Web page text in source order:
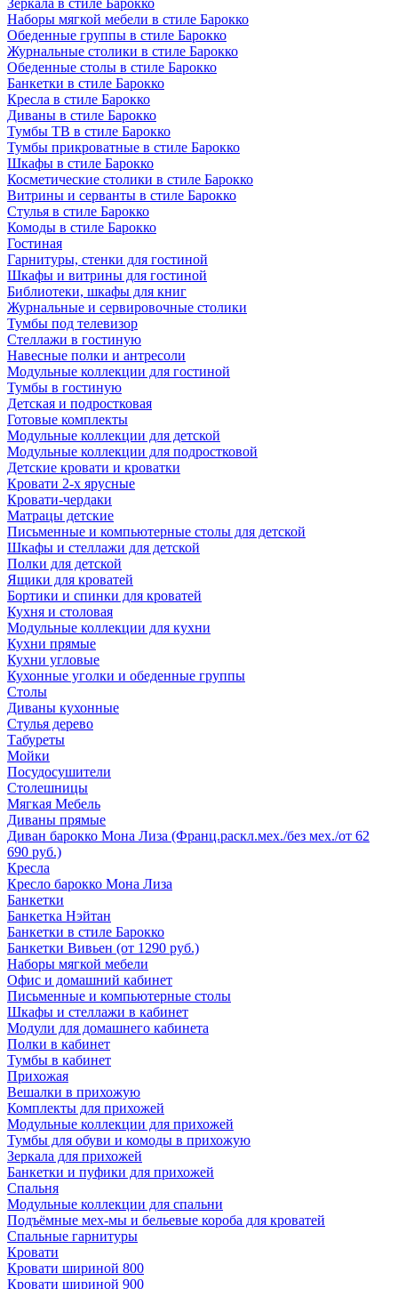
Зеркала в стиле Барокко
Наборы мягкой мебели в стиле Барокко
Обеденные группы в стиле Барокко
Журнальные столики в стиле Барокко
Обеденные столы в стиле Барокко
Банкетки в стиле Барокко
Кресла в стиле Барокко
Диваны в стиле Барокко
Тумбы ТВ в стиле Барокко
Тумбы прикроватные в стиле Барокко
Шкафы в стиле Барокко
Косметические столики в стиле Барокко
Витрины и серванты в стиле Барокко
Стулья в стиле Барокко
Комоды в стиле Барокко
Гостиная
Гарнитуры, стенки для гостиной
Шкафы и витрины для гостиной
Библиотеки, шкафы для книг
Журнальные и сервировочные столики
Тумбы под телевизор
Стеллажи в гостиную
Навесные полки и антресоли
Модульные коллекции для гостиной
Тумбы в гостиную
Детская и подростковая
Готовые комплекты
Модульные коллекции для детской
Модульные коллекции для подростковой
Детские кровати и кроватки
Кровати 2-х ярусные
Кровати-чердаки
Матрацы детские
Письменные и компьютерные столы для детской
Шкафы и стеллажи для детской
Полки для детской
Ящики для кроватей
Бортики и спинки для кроватей
Кухня и столовая
Модульные коллекции для кухни
Кухни прямые
Кухни угловые
Кухонные уголки и обеденные группы
Столы
Диваны кухонные
Стулья дерево
Табуреты
Мойки
Посудосушители
Столешницы
Мягкая Мебель
Диваны прямые
Диван барокко Мона Лиза (Франц.раскл.мех./без мех./от 62
690 руб.)
Кресла
Кресло барокко Мона Лиза
Банкетки
Банкетка Нэйтан
Банкетки в стиле Барокко
Банкетки Вивьен (от 1290 руб.)
Наборы мягкой мебели
Офис и домашний кабинет
Письменные и компьютерные столы
Шкафы и стеллажи в кабинет
Модули для домашнего кабинета
Полки в кабинет
Тумбы в кабинет
Прихожая
Вешалки в прихожую
Комплекты для прихожей
Модульные коллекции для прихожей
Тумбы для обуви и комоды в прихожую
Зеркала для прихожей
Банкетки и пуфики для прихожей
Спальня
Модульные коллекции для спальни
Подъёмные мех-мы и бельевые короба для кроватей
Спальные гарнитуры
Кровати
Кровати шириной 800
Кровати шириной 900